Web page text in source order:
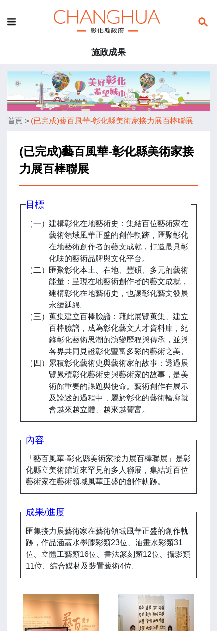
施政成果
首頁 > (已完成)藝百風華-彰化縣美術家接力展百棒聯展
(已完成)藝百風華-彰化縣美術家接
力展百棒聯展
目標
（一）建構彰化在地藝術史：集結百位藝術家在
藝術領域風華正盛的創作軌跡，匯聚彰化
在地藝術創作者的藝文成就，打造最具彰
化味的藝術品牌與文化平台。
（二）匯聚彰化本土、在地、豐碩、多元的藝術
能量：呈現在地藝術創作者的藝文成就，
建構彰化在地藝術史，也讓彰化藝文發展
永續延綿。
（三）蒐集建立百棒臉譜：藉此展覽蒐集、建立
百棒臉譜，成為彰化藝文人才資料庫，紀
錄彰化藝術思潮的演變歷程與傳承，並與
各界共同見證彰化豐富多彩的藝術之美。
（四）累積彰化藝術史與藝術家的故事：透過展
覽累積彰化藝術史與藝術家的故事，是美
術館重要的課題與使命。藝術創作在展示
及論述的過程中，屬於彰化的藝術輪廓就
會越來越立體、越來越豐富。
內容
「藝百風華-彰化縣美術家接力展百棒聯展」是彰
化縣立美術館近來罕見的多人聯展，集結近百位
藝術家在藝術領域風華正盛的創作軌跡。
成果/進度
匯集接力展藝術家在藝術領域風華正盛的創作軌
跡，作品涵蓋水墨膠彩類23位、油畫水彩類31
位、立體工藝類16位、書法篆刻類12位、攝影類
11位、綜合媒材及裝置藝術4位。